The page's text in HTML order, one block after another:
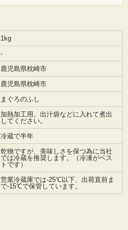
1kg
-
鹿児島県枕崎市
鹿児島県枕崎市
まぐろのふし
加熱加工用。出汁袋などに入れて煮出
してください。
冷蔵で半年
乾物ですが、美味しさを保つ為に当社
では冷蔵を推奨します。（冷凍がベス
トです）
営業冷蔵庫では-25℃以下、出荷直前ま
で-15℃で保管しています。